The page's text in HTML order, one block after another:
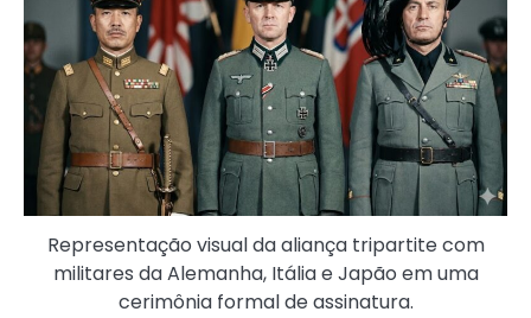
Representação visual da aliança tripartite com
militares da Alemanha, Itália e Japão em uma
cerimônia formal de assinatura.